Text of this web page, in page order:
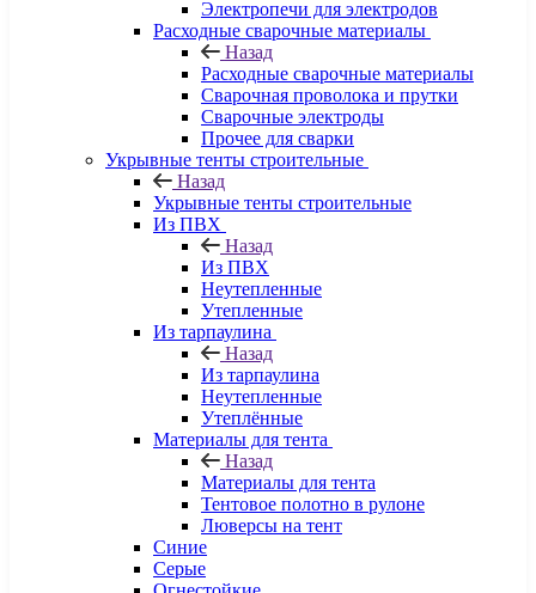
Электропечи для электродов
Расходные сварочные материалы
Назад
Расходные сварочные материалы
Сварочная проволока и прутки
Сварочные электроды
Прочее для сварки
Укрывные тенты строительные
Назад
Укрывные тенты строительные
Из ПВХ
Назад
Из ПВХ
Неутепленные
Утепленные
Из тарпаулина
Назад
Из тарпаулина
Неутепленные
Утеплённые
Материалы для тента
Назад
Материалы для тента
Тентовое полотно в рулоне
Люверсы на тент
Синие
Серые